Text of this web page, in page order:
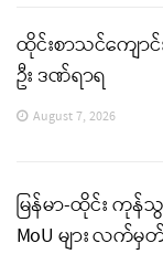
ထိုင်းစာသင်ကျော
ဦး ဒဏ်ရာရ
August 7, 2026
မြန်မာ-ထိုင်း ကုန်
MoU များ လက်မှ